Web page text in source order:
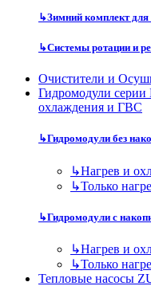
↳Зимний комплект
↳Системы ротации и
Очистители и
Гидромодули
охлаждения и ГВС
↳Гидромодули без
↳Нагрев и
↳Только
↳Гидромодули с
↳Нагрев и
↳Только
Тепловые насосы